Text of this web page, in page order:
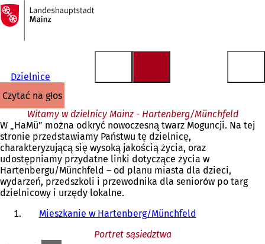
Przejdź do treści
Do
strony
głównej
Dzielnice
czytać na głos
Witamy w dzielnicy Mainz - Hartenberg/Münchfeld
W „HaMü” można odkryć nowoczesną twarz Moguncji. Na tej
stronie przedstawiamy Państwu tę dzielnicę,
charakteryzującą się wysoką jakością życia, oraz
udostępniamy przydatne linki dotyczące życia w
Hartenbergu/Münchfeld – od planu miasta dla dzieci,
wydarzeń, przedszkoli i przewodnika dla seniorów po targ
dzielnicowy i urzędy lokalne.
Mieszkanie w Hartenberg/Münchfeld
Portret sąsiedztwa